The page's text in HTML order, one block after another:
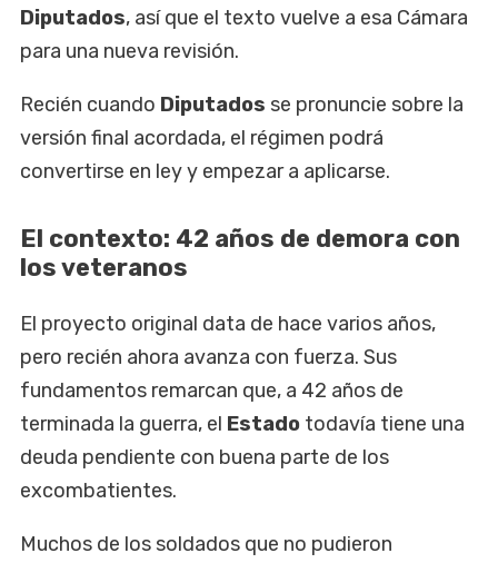
Diputados, así que el texto vuelve a esa Cámara
para una nueva revisión.
Recién cuando Diputados se pronuncie sobre la
versión final acordada, el régimen podrá
convertirse en ley y empezar a aplicarse.
El contexto: 42 años de demora con
los veteranos
El proyecto original data de hace varios años,
pero recién ahora avanza con fuerza. Sus
fundamentos remarcan que, a 42 años de
terminada la guerra, el Estado todavía tiene una
deuda pendiente con buena parte de los
excombatientes.
Muchos de los soldados que no pudieron